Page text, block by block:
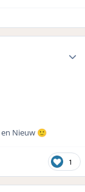
Nieuw 🙂
1